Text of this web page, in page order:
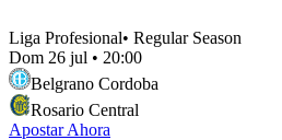
Liga Profesional• Regular Season
Dom 26 jul • 20:00
Belgrano Cordoba
Rosario Central
Apostar Ahora